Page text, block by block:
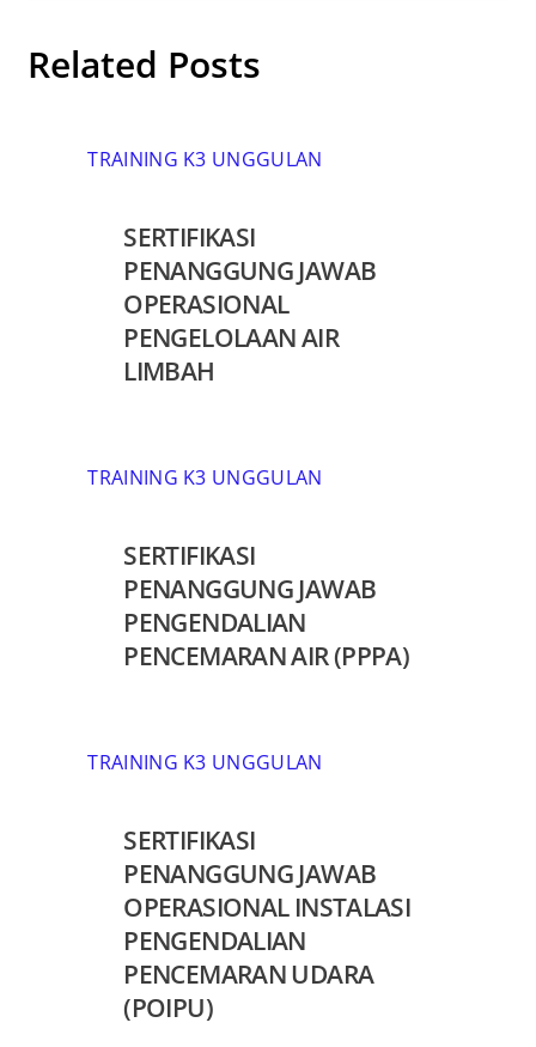
Related Posts
TRAINING K3 UNGGULAN
SERTIFIKASI
PENANGGUNG JAWAB
OPERASIONAL
PENGELOLAAN AIR
LIMBAH
TRAINING K3 UNGGULAN
SERTIFIKASI
PENANGGUNG JAWAB
PENGENDALIAN
PENCEMARAN AIR (PPPA)
TRAINING K3 UNGGULAN
SERTIFIKASI
PENANGGUNG JAWAB
OPERASIONAL INSTALASI
PENGENDALIAN
PENCEMARAN UDARA
(POIPU)